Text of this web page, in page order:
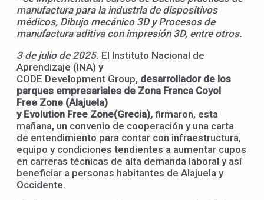
manufactura para la industria de dispositivos
médicos, Dibujo mecánico 3DyProcesos de
manufactura aditiva con impresión 3D, entre otros.
3de juliode 2025. El Instituto Nacional de
Aprendizaje (INA) y
CODE Development Group, desarrollador de los
parques empresariales de Zona Franca Coyol
Free Zone (Alajuela)
y Evolution Free Zone(Grecia), firmaron, esta
mañana, un convenio de cooperación y una carta
de entendimiento para contar con infraestructura,
equipo y condiciones tendientes a aumentar cupos
en carreras técnicas de alta demanda laboral y así
beneficiar a personas habitantes de Alajuela y
Occidente.